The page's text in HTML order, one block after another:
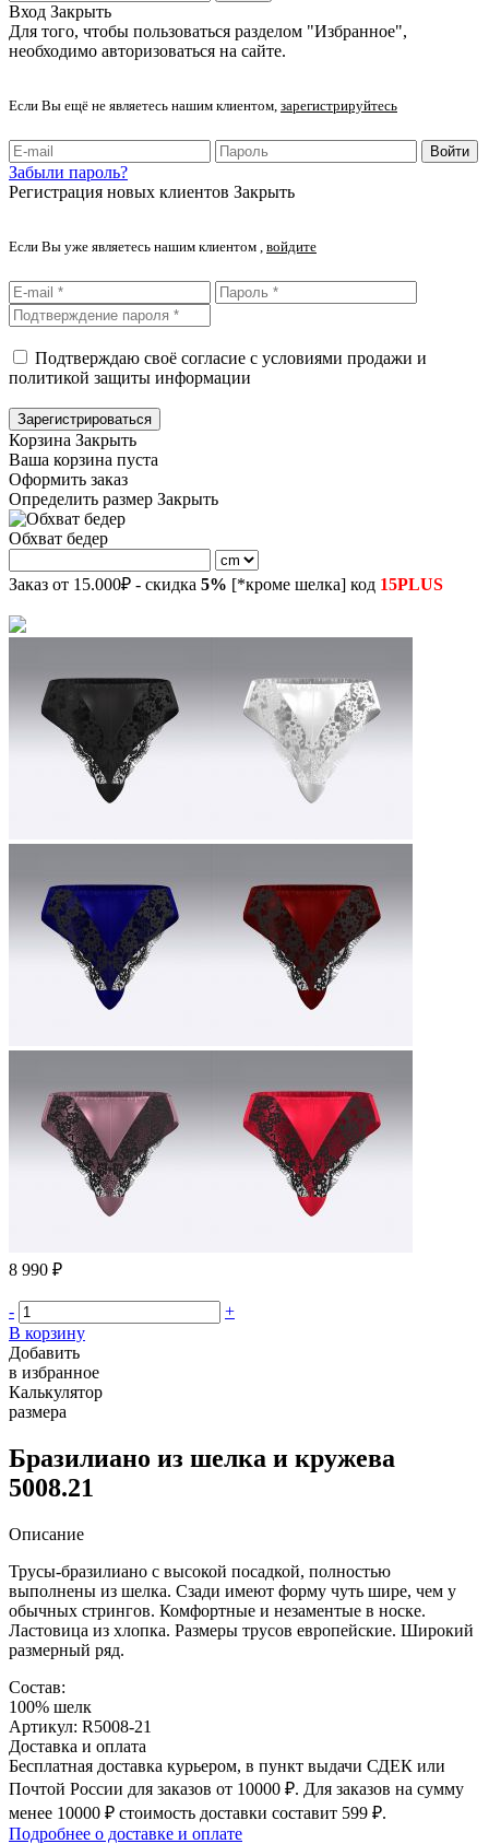
Вход Закрыть
Для того, чтобы пользоваться разделом "Избранное",
необходимо авторизоваться на сайте.
Если Вы ещё не являетесь нашим клиентом, зарегистрируйтесь
Войти
Забыли пароль?
Регистрация новых клиентов Закрыть
Если Вы уже являетесь нашим клиентом , войдите
Подтверждаю своё согласие с условиями продажи и
политикой защиты информации
Зарегистрироваться
Корзина Закрыть
Ваша корзина пуста
Оформить заказ
Определить размер Закрыть
Обхват бедер
Заказ от 15.000₽ - скидка 5% [*кроме шелка] код 15PLUS
8 990 ₽
-
+
В корзину
Добавить
в избранное
Калькулятор
размера
Бразилиано из шелка и кружева
5008.21
Описание
Трусы-бразилиано с высокой посадкой, полностью
выполнены из шелка. Сзади имеют форму чуть шире, чем у
обычных стрингов. Комфортные и незаментые в носке.
Ластовица из хлопка. Размеры трусов европейские. Широкий
размерный ряд.
Состав:
100% шелк
Артикул: R5008-21
Доставка и оплата
Бесплатная доставка курьером, в пункт выдачи СДЕК или
Почтой России для заказов от 10000 ₽. Для заказов на сумму
менее 10000 ₽ стоимость доставки составит 599 ₽.
Подробнее о доставке и оплате